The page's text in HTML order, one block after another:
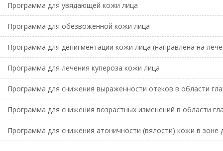
Программа для увядающей кожи лица
Программа для обезвоженной кожи лица
Программа для депигментации кожи лица (направлена на
Программа для лечения купероза кожи лица
Программа для снижения выраженности отеков в области
Программа для снижения возрастных изменений в области
Программа для снижения атоничности (вялости) кожи в зоне